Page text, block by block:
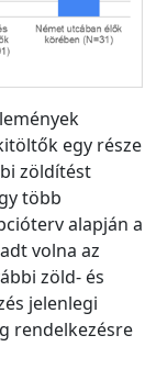
egy része
zöldítést
több
alapján a
volna az
zöld- és
jelenlegi
rendelkezésre